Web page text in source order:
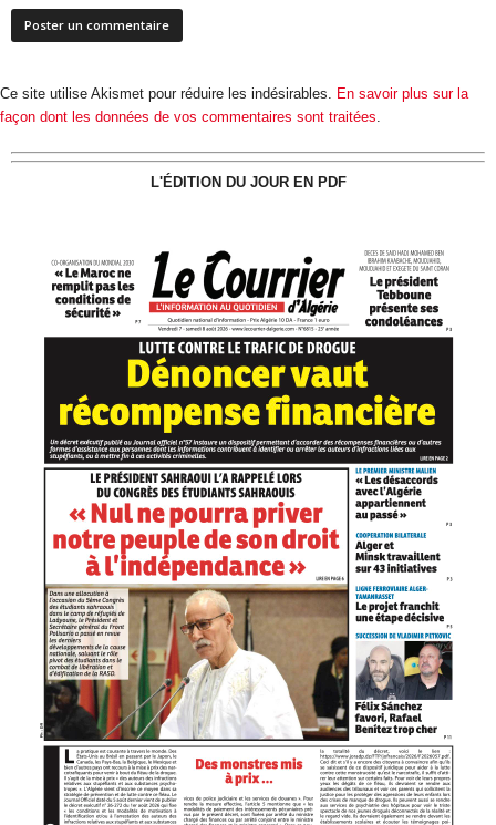
Ce site utilise Akismet pour réduire les indésirables. En savoir plus sur la
façon dont les données de vos commentaires sont traitées
L'ÉDITION DU JOUR EN PDF